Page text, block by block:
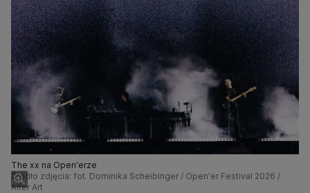
The xx na Open'erze
Źródło zdjęcia: fot. Dominika Scheibinger / Open'er Festival 2026 /
Alter Art